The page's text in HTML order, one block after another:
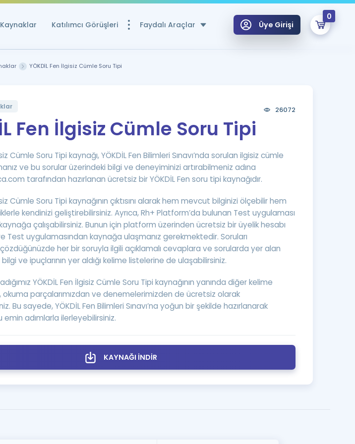
Katılımcı Görüşleri Faydalı Araçlar
Ücretsiz Kaynaklar
Puan Hesaplama
Rehberlik Aracı
YDS ve YÖKDİL'e Hazırlananlar için Öneriler
ÖSYM Sınav Takvimi
Tüm ÖSYM Sınavları Tek Takvimde
Kampanyalar
Eğitim ve Kitaplara Özel Fırsatlar
YDS - YÖKDİL Tüm Sınavlarla İlgili Haberler
İngilizce Gramer
İngilizce Gramer ve Konu Anlatımı
Üye Girişi
0
Şifremi Hatırlamıyorum
ÜYE DEĞİLİM
Sepetin Şu An Boş.
Remzi Hoca ile seni sınava hazırlayacak onlarca eğitim seni bekliyor!
YÖKDİL Fen İlgisiz Cümle Soru Tipi
26072
Fen İlgisiz Cümle Soru Tipi
Cümle Soru Tipi kaynağı, YÖKDİL Fen Bilimleri Sınavı’nda sorulan ilgisiz cümle
ve bu sorular üzerindeki bilgi ve deneyiminizi artırabilmeniz adına
tarafından hazırlanan ücretsiz bir YÖKDİL Fen soru tipi kaynağıdır.
Cümle Soru Tipi kaynağının çıktısını alarak hem mevcut bilginizi ölçebilir hem
kendinizi geliştirebilirsiniz. Ayrıca, Rh+ Platform’da bulunan Test uygulaması
kaynağa çalışabilirsiniz. Bunun için platform üzerinden ücretsiz bir üyelik hesabı
Test uygulamasından kaynağa ulaşmanız gerekmektedir. Soruları
her bir soruyla ilgili açıklamalı cevaplara ve sorularda yer alan
ve ipuçlarının yer aldığı kelime listelerine de ulaşabilirsiniz.
YÖKDİL Fen İlgisiz Cümle Soru Tipi kaynağının yanında diğer kelime
parçalarımızdan ve denemelerimizden de ücretsiz olarak
Bu sayede, YÖKDİL Fen Bilimleri Sınavı’na yoğun bir şekilde hazırlanarak
emin adımlarla ilerleyebilirsiniz.
KAYNAĞI İNDİR